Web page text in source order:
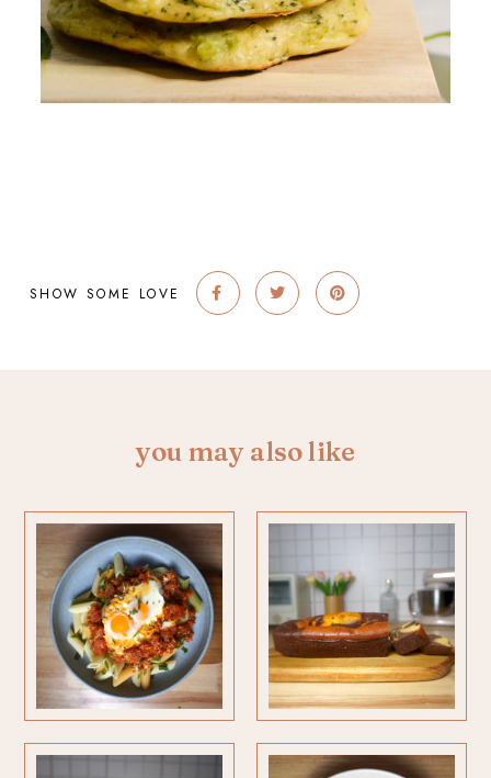
SHOW SOME LOVE
you may also like